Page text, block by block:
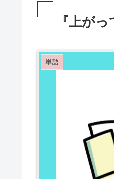
『上が
単語